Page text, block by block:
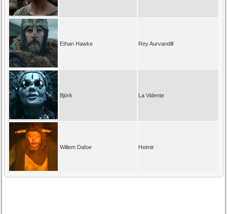
Ethan Hawke Rey Aurvandill
Björk La Vidente
Willem Dafoe Heimir